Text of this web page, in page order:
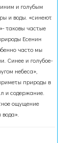
и голубым
и воды. «синеют
таковы частые
Есенин
часто мы
Синее и голубое-
небеса»,
природы в
и содержание.
ощущение